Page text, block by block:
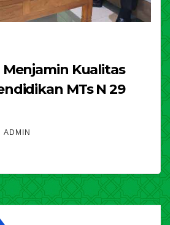
Kualitas
MTs N 29
ADMIN